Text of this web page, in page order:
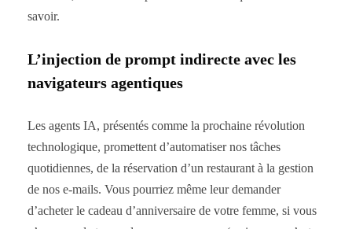
savoir.
L’injection de prompt indirecte avec les
navigateurs agentiques
Les agents IA, présentés comme la prochaine révolution
technologique, promettent d’automatiser nos tâches
quotidiennes, de la réservation d’un restaurant à la gestion
de nos e-mails. Vous pourriez même leur demander
d’acheter le cadeau d’anniversaire de votre femme, si vous